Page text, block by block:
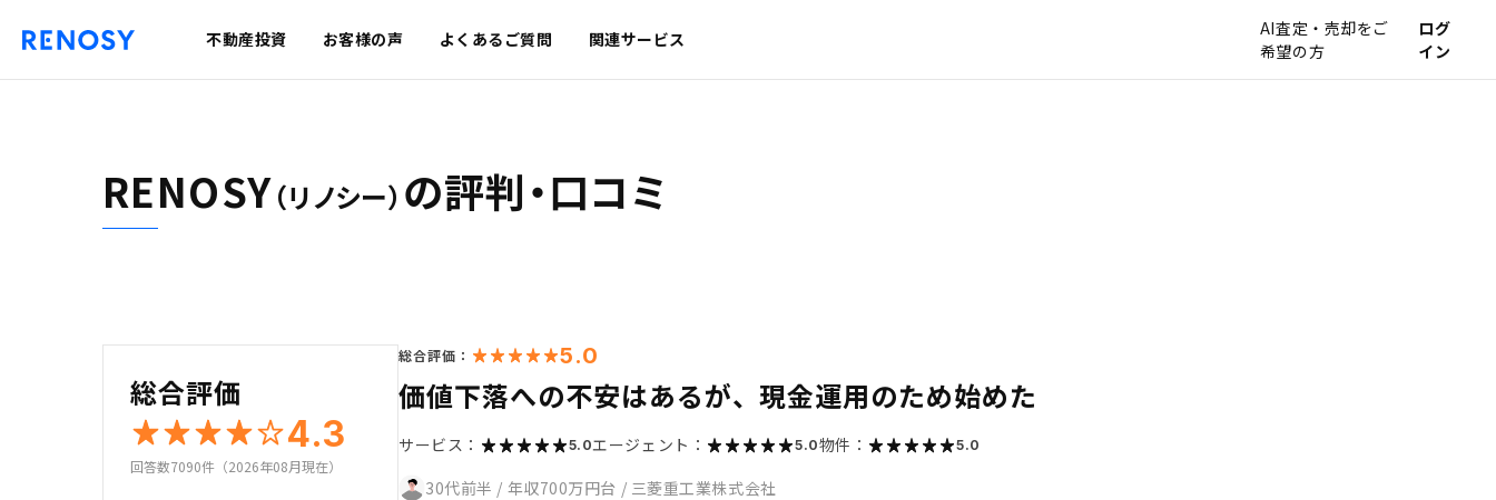
不動産投資 お客様の声 よくあるご質問 関連サービス
AI査定・売却をご
希望の方
ログ
イン
RENOSY（リノシー） の評判・口コミ
総合評価
4.3
回答数7090件（2026年08月現在）
総合評価： 5.0
価値下落への不安はあるが、現金運用のため始めた
サービス： 5.0エージェント： 5.0物件： 5.0
30代前半 / 年収700万円台 / 三菱重工業株式会社